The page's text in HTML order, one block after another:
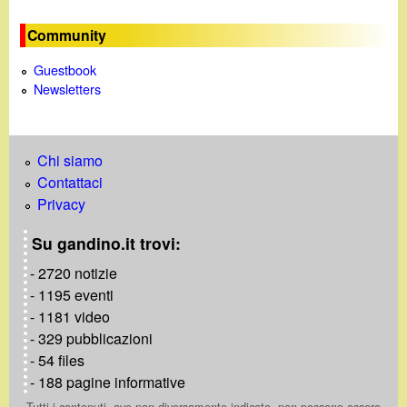
Community
Guestbook
Newsletters
Chi siamo
Contattaci
Privacy
Su gandino.it trovi:
- 2720 notizie
- 1195 eventi
- 1181 video
- 329 pubblicazioni
- 54 files
- 188 pagine informative